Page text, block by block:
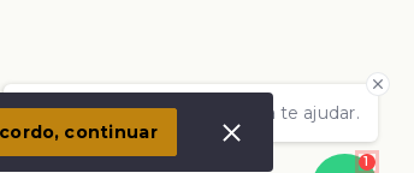
Olá! Estamos disponíveis para te ajudar.
1
continuar